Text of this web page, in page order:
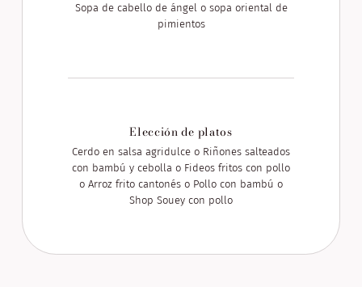
Sopa de cabello de ángel o sopa oriental de
pimientos
Elección de platos
Cerdo en salsa agridulce o Riñones salteados
con bambú y cebolla o Fideos fritos con pollo
o Arroz frito cantonés o Pollo con bambú o
Shop Souey con pollo